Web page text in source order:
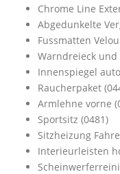
Chrome Line
Abgedunkelte
Fussmatten
Warndreieck und
Innenspiegel
Raucherpaket
Armlehne vorne
Sportsitz (0481)
Sitzheizung
Interieurleisten